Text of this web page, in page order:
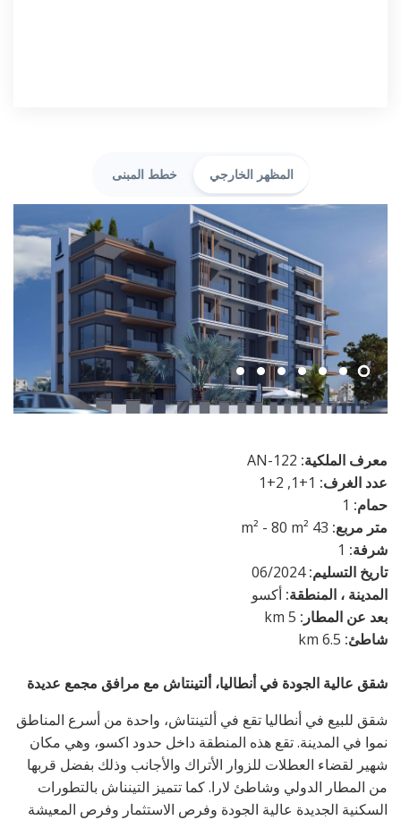
المظهر الخارجي خطط المبنى
معرف الملكية: AN-122
عدد الغرف: 1+1, 2+1
حمام: 1
متر مربع: 43 m² - 80 m²
شرفة: 1
تاريخ التسليم:06/2024
المدينة ، المنطقة: أكسو
بعد عن المطار:
شاطئ:
شقق عالية الجودة في أنطاليا، ألتينتاش مع مرافق مجمع عديدة
شقق للبيع في أنطاليا تقع في ألتينتاش، واحدة من أسرع المناطق
نموا في المدينة. تقع هذه المنطقة داخل حدود اكسو، وهي مكان
شهير لقضاء العطلات للزوار الأتراك والأجانب وذلك بفضل قربها
من المطار الدولي وشاطئ لارا. كما تتميز التينناش بالتطورات
السكنية الجديدة عالية الجودة وفرص الاستثمار وفرص المعيشة